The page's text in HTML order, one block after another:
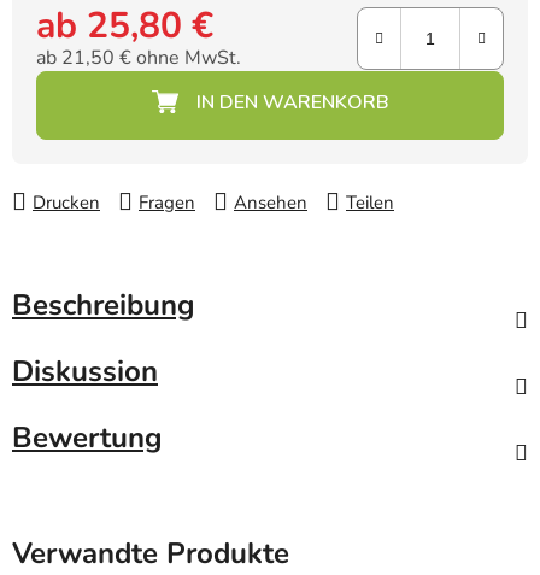
ab 25,80 €
ab 21,50 €ohne MwSt.
Drucken Fragen Ansehen Teilen
Beschreibung
Diskussion
Bewertung
Verwandte Produkte